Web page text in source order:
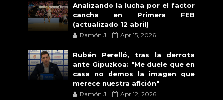
Analizando la lucha por el factor
cancha en Primera FEB
(actualizado 12 abril)
Ramón J. Apr 15, 2026
Rubén Perelló, tras la derrota
ante Gipuzkoa: "Me duele que en
casa no demos la imagen que
merece nuestra afición"
Ramón J. Apr 12, 2026